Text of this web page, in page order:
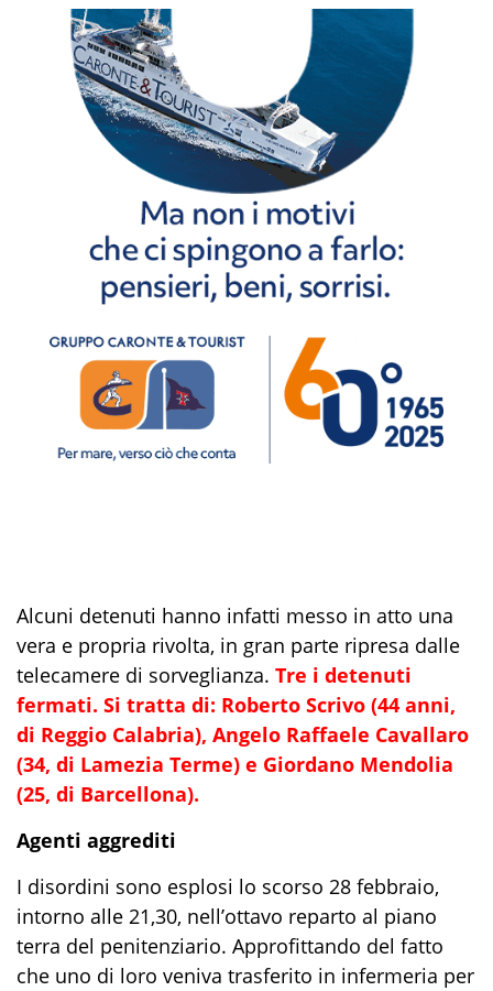
Alcuni detenuti hanno infatti messo in atto una
vera e propria rivolta, in gran parte ripresa dalle
telecamere di sorveglianza. Tre i detenuti
fermati. Si tratta di: Roberto Scrivo (44 anni,
di Reggio Calabria), Angelo Raffaele Cavallaro
(34, di Lamezia Terme) e Giordano Mendolia
(25, di Barcellona).
Agenti aggrediti
I disordini sono esplosi lo scorso 28 febbraio,
intorno alle 21,30, nell’ottavo reparto al piano
terra del penitenziario. Approfittando del fatto
che uno di loro veniva trasferito in infermeria per